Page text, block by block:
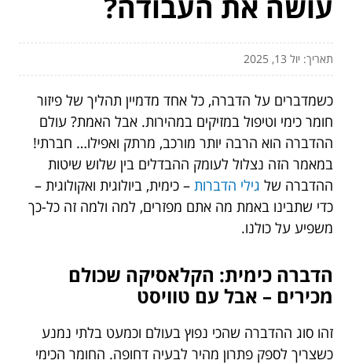
תאריך: יול 13, 2025
כשמדברים על הדברה, כל אחד מדמיין תהליך של פיזור
חומר כימי וטיפול במזיקים במהירות. אבל האמת? עולם
ההדברה הוא הרבה יותר מורכב, מרתק ואפילו… חברתי!
במאמר הזה נצלול לעומק ההבדלים בין שלוש שיטות
ההדברה של גילי הדברות – כימית, ביולוגית ואקולוגית –
כדי שתבינו באמת מה אתם מפזרים, למה ולמה זה כל-כך
משפיע על כולנו.
הדברה כימית: הקלאסיקה שכולם
מכירים – אבל עם טוויסט
זהו סוג ההדברה שהכי נפוץ בעולם וכמעט בלתי נמנע
כשצריך לספק פתרון מהיר לבעיה דחופה. החומר הכימי